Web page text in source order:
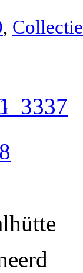
, Collectie